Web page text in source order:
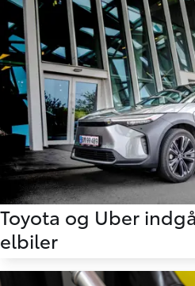
Toyota og Uber
elbiler